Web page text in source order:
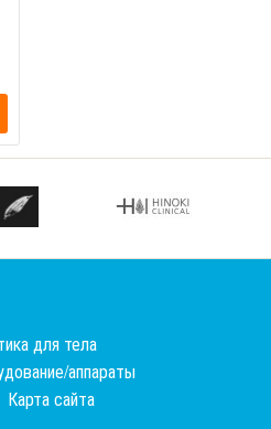
для тела
аппараты
Карта сайта